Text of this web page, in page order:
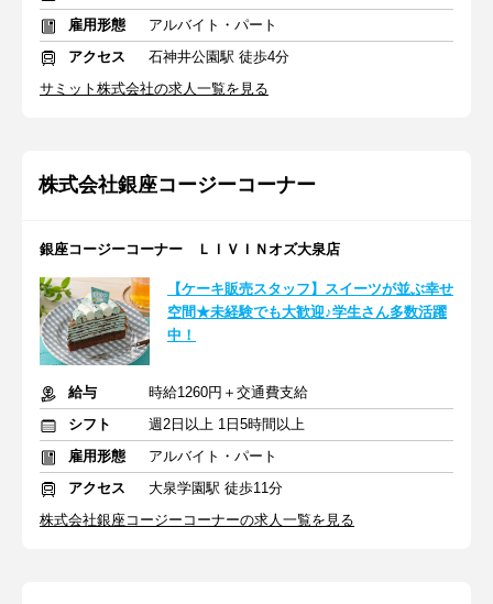
雇用形態
アルバイト・パート
アクセス
石神井公園駅 徒歩4分
サミット株式会社の求人一覧を見る
株式会社銀座コージーコーナー
銀座コージーコーナー ＬＩＶＩＮオズ大泉店
【ケーキ販売スタッフ】スイーツが並ぶ幸せ
空間★未経験でも大歓迎♪学生さん多数活躍
中！
給与
時給1260円＋交通費支給
シフト
週2日以上 1日5時間以上
雇用形態
アルバイト・パート
アクセス
大泉学園駅 徒歩11分
株式会社銀座コージーコーナーの求人一覧を見る